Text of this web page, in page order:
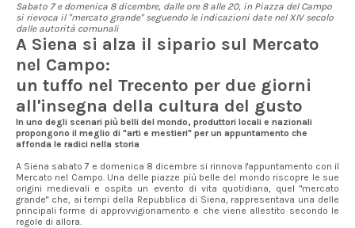
Sabato 7 e domenica 8 dicembre, dalle ore 8 alle 20, in Piazza del Campo
si rievoca il "mercato grande" seguendo le indicazioni date nel XIV secolo
dalle autorità comunali
A Siena si alza il sipario sul Mercato
nel Campo:
un tuffo nel Trecento per due giorni
all'insegna della cultura del gusto
In uno degli scenari più belli del mondo, produttori locali e nazionali
propongono il meglio di "arti e mestieri" per un appuntamento che
affonda le radici nella storia
A Siena sabato 7 e domenica 8 dicembre si rinnova l'appuntamento con il
Mercato nel Campo. Una delle piazze più belle del mondo riscopre le sue
origini medievali e ospita un evento di vita quotidiana, quel "mercato
grande" che, ai tempi della Repubblica di Siena, rappresentava una delle
principali forme di approvvigionamento e che viene allestito secondo le
regole di allora.